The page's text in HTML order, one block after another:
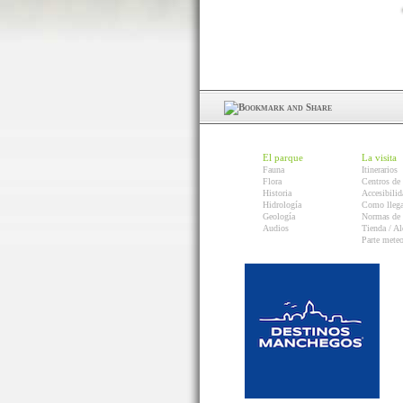
El parque
Fauna
Flora
Historia
Hidrología
Geología
Audios
La visita
Itinerarios
Centros de
Como
Normas
Tienda /
Parte